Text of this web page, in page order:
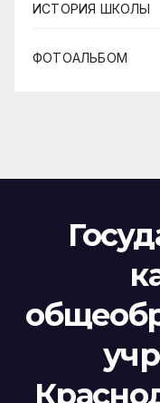
ИСТОРИЯ ШКОЛЫ
ФОТОАЛЬБОМ